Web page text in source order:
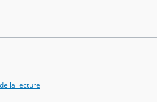
la lecture